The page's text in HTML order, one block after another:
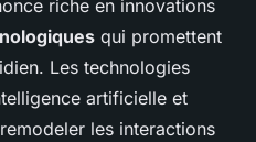
riche en innovations
qui promettent
Les technologies
artificielle et
les interactions